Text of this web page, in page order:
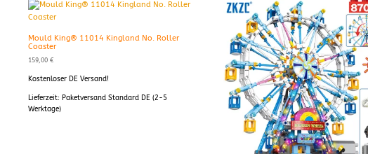
Mould King® 11014 Kingland No. Roller
Coaster
159,00€
Kostenloser DE Versand!
Lieferzeit: Paketversand Standard DE (2-5
Werktage)